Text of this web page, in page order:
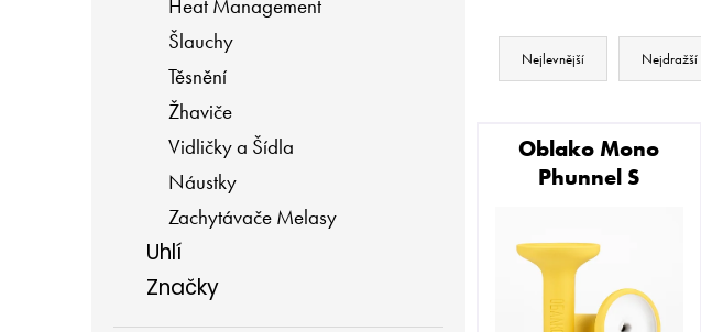
Heat Management
Šlauchy
Těsnění
Žhaviče
Vidličky a Šídla
Náustky
Zachytávače Melasy
Uhlí
Značky
Ř
A Nejlevnější Nejdražší
Oblako Mono
Phunnel S
MUSTHAVE 200G - CURANT
799 Kč
899 Kč